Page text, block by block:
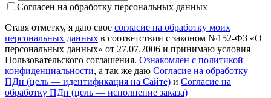
Согласен на обработку персональных данных
Ставя отметку, я даю свое согласие на обработку моих
персональных данных в соответствии с законом №152-ФЗ «О
персональных данных» от 27.07.2006 и принимаю условия
Пользовательского соглашения. Ознакомлен с политикой
конфиденциальности, а так же даю Согласие на обработку
ПДн (цель — идентификация на Сайте) и Согласие на
обработку ПДн (цель — исполнение заказа)